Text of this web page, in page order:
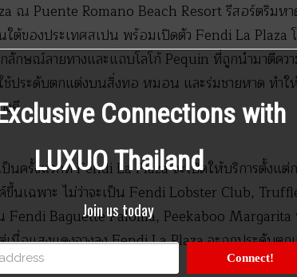
ณ Puente Romano Beach Resort รีสอร์ตริมหา
ใต้ของประเทศสเปน พร้อมเปิดตัว Fendi La
กษณ์ลายทางและแถบโลโก้ Pequin ที่ถูกนำมาตีค
ประดับตกแต่งบนสิ่งทอ หมอน และร่มชายหาด ทำ
งดี
ครั้งแรกที่ Fendi La Plaza จะเปิดให้บริการตั้งแต่
ขึ้นเฉพาะ ไม่ว่าจะเป็น Fendi Lobster Club,
Fendi Baguette Paloma, Peekaboo Margarita
อแสงแดงจางลง Fendi La Plaza จะถูกประดับตก
Connections with
LUXUO Thailand
Join us today
Connect!